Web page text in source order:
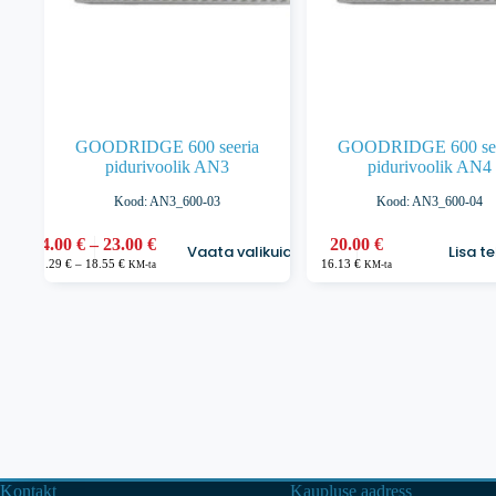
GOODRIDGE 600 seeria
pidurivoolik AN3
Kood: AN3_600-03
14.00€ – 23.00€Hinnavahemik:
14.00 €
kuni
11.29€ – 18.55€Hinnavahemik:
KM-ta
Vaata valikuid
Sellel
tootel
GOODRIDGE 600
pidurivoolik AN4
Kood: AN3_600-04
20.00€
16.13€ KM-ta
Lisa
Kontakt Kaupluse aadress